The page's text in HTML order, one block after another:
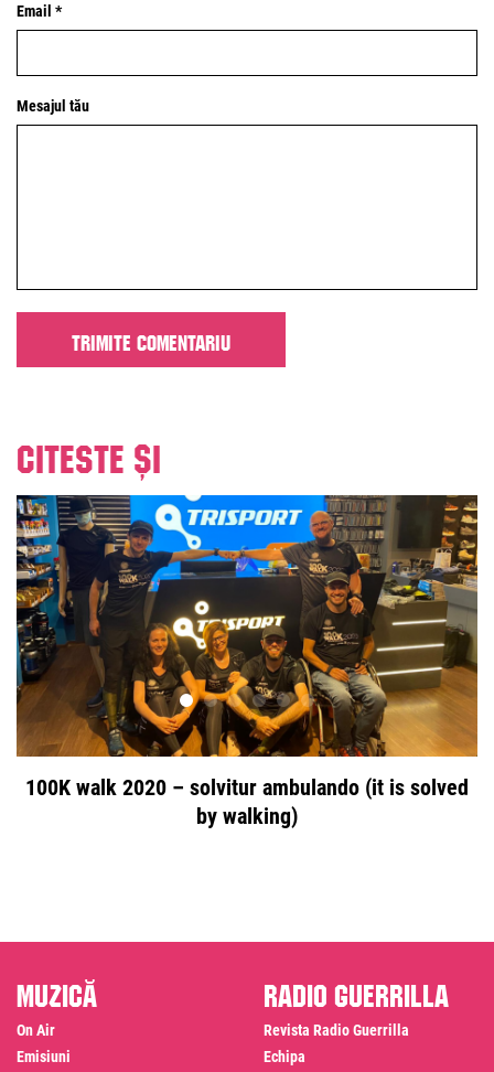
Email *
Mesajul tău
Citeste și
100K walk 2020 – solvitur ambulando (it is solved
by walking)
Muzică
On Air
Emisiuni
Radio Guerrilla
Revista Radio Guerrilla
Echipa